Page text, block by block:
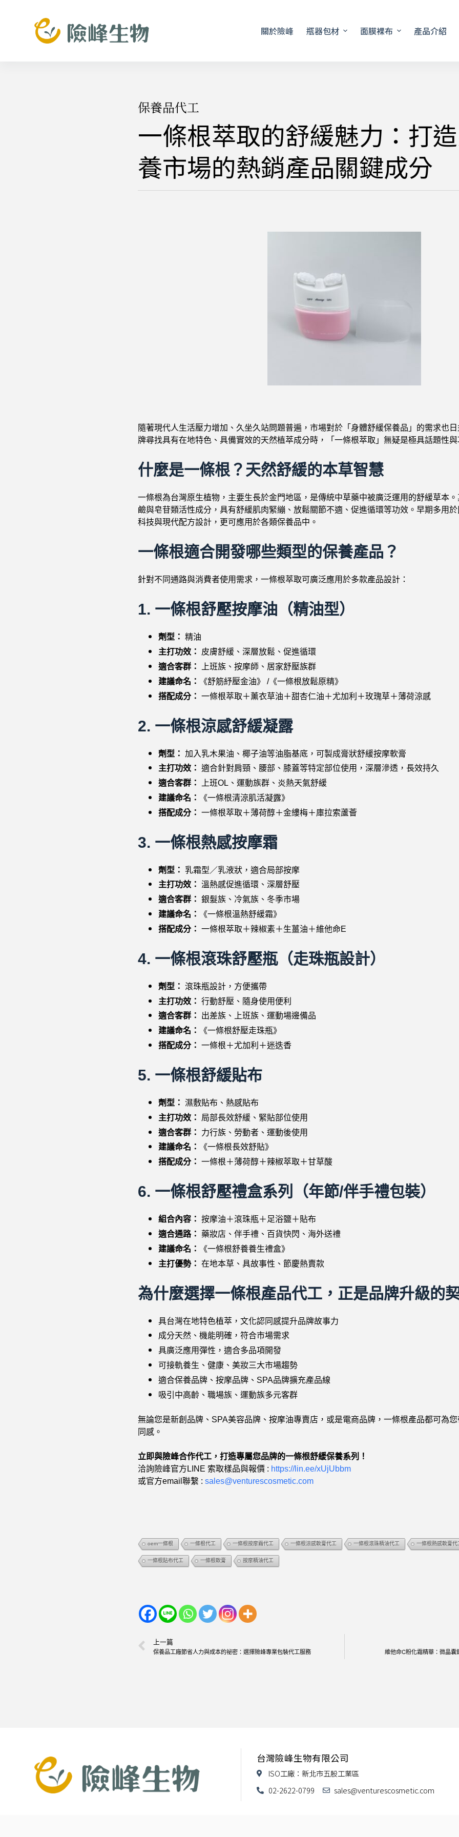
關於險峰 瓶器包材 面膜裸布 產品介紹
保養品代工
一條根萃取的舒緩魅力：打
養市場的熱銷產品關鍵成分
隨著現代人生活壓力增加、久坐久站問題普遍，市場對於「身體舒緩保養品」的需求也
牌尋找具有在地特色、具備實效的天然植萃成分時，「一條根萃取」無疑是極具話題性
什麼是一條根？天然舒緩的本草智慧
一條根為台灣原生植物，主要生長於金門地區，是傳統中草藥中被廣泛運用的舒緩草本
鹼與皂苷類活性成分，具有舒緩肌肉緊繃、放鬆關節不適、促進循環等功效。早期多用
科技與現代配方設計，更可應用於各類保養品中。
一條根適合開發哪些類型的保養產品？
針對不同通路與消費者使用需求，一條根萃取可廣泛應用於多款產品設計：
1. 一條根舒壓按摩油（精油型）
劑型： 精油
主打功效：
皮膚舒緩、深層放鬆、促進循環
適合客群：
上班族、按摩師、居家舒壓族群
建議命名：
《舒筋紓壓金油》 /《一條根放鬆原精》
搭配成分： 一條根萃取＋薰衣草油＋甜杏仁油＋尤加利＋玫瑰草＋薄荷涼感
2. 一條根涼感舒緩凝露
劑型： 加入乳木果油、椰子油等油脂基底，可製成膏狀舒緩按摩軟膏
主打功效： 適合針對肩頸、腰部、膝蓋等特定部位使用，深層滲透，長效持久
適合客群：
上班OL、運動族群、炎熱天氣舒緩
建議命名：
《一條根清涼肌活凝露》
搭配成分： 一條根萃取＋薄荷醇＋金縷梅＋庫拉索蘆薈
3. 一條根熱感按摩霜
劑型： 乳霜型／乳液狀，適合局部按摩
主打功效： 溫熱感促進循環、深層舒壓
適合客群： 銀髮族、冷氣族、冬季市場
建議命名：
《一條根溫熱舒緩霜》
搭配成分： 一條根萃取＋辣椒素＋生薑油＋維他命E
4. 一條根滾珠舒壓瓶（走珠瓶設計）
劑型： 滾珠瓶設計，方便攜帶
主打功效： 行動舒壓、隨身使用便利
適合客群：
出差族、上班族、運動場邊備品
建議命名：
《一條根舒壓走珠瓶》
搭配成分： 一條根＋尤加利＋迷迭香
5. 一條根舒緩貼布
劑型： 濕敷貼布、熱感貼布
主打功效：
局部長效舒緩、緊貼部位使用
適合客群：
力行族、勞動者、運動後使用
建議命名：
《一條根長效舒貼》
搭配成分： 一條根＋薄荷醇＋辣椒萃取＋甘草酸
6. 一條根舒壓禮盒系列 （年節/伴手禮包裝）
組合內容： 按摩油＋滾珠瓶＋足浴鹽＋貼布
適合通路：
藥妝店、伴手禮、百貨快閃、海外送禮
建議命名：
《一條根舒養養生禮盒》
主打優勢： 在地本草、具故事性、節慶熱賣款
為什麼選擇一條根產品代工，正是品牌升級的
具台灣在地特色植萃，文化認同感提升品牌故事力
成分天然、機能明確，符合市場需求
具廣泛應用彈性，適合多品項開發
可接軌養生、健康、美妝三大市場趨勢
適合保養品牌、按摩品牌、SPA品牌擴充產品線
吸引中高齡、職場族、運動族多元客群
無論您是新創品牌、SPA美容品牌、按摩油專賣店，或是電商品牌，一條根產品都可為
同感。
立即與險峰合作代工，打造專屬您品牌的一條根舒緩保養系列！
洽詢險峰官方LINE 索取樣品與報價 : https://lin.ee/xUjUbbm
或官方email聯繫 : sales@venturescosmetic.com
oem一條根 一條根代工 一條根按摩霜代工 一條根涼感軟膏代工 一條根滾珠精油代工 一條根熱感軟膏代
一條根貼布代工 一條根軟膏 按摩精油代工
上一篇
保養品工廠節省人力與成本的祕密：選擇險峰專業包裝代工服務 維他命C粉化霜精華：微晶
台灣險峰生物有限公司
ISO工廠：新北市五股工業區
02-2622-0799
sales@venturescosmetic.com